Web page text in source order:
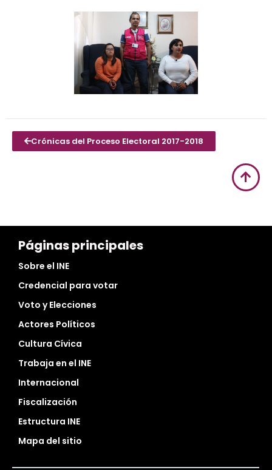
Crónicas del Proceso Electoral 2017-2018
Páginas principales
Sobre el INE
Credencial para votar
Voto y Elecciones
Actores Políticos
Cultura Cívica
Trabaja en el INE
Internacional
Fiscalización
Estructura INE
Mapa del sitio